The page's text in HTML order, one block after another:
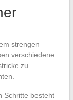
strengen
verschiedene
zu
Schritte besteht